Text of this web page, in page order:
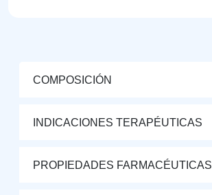
COMPOSICIÓN
INDICACIONES TERAPÉUTICAS
PROPIEDADES FARMACÉUTICAS